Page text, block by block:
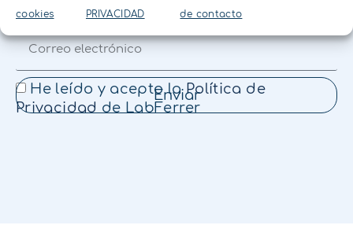
cookies
PRIVACIDAD
de contacto
He leído y acepto laPolítica de
Privacidad de LabFerrer
Enviar